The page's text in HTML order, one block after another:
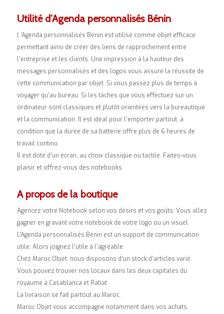
Utilité d’Agenda personnalisés Bénin
l ‘Agenda personnalisés Bénin est utilisé comme objet efficace
permettant ainsi de créer des liens de rapprochement entre
l’entreprise et les clients. Une impression à la hauteur des
messages personnalisés et des logos vous assure la réussite de
cette communication par objet. Si vous passez plus de temps à
voyager qu’au bureau. Si les tâches que vous effectuez sur un
ordinateur sont classiques et plutôt orientées vers la bureautique
et la communication. Il est idéal pour l’emporter partout, à
condition que la durée de sa batterie offre plus de 6 heures de
travail continu.
Il est doté d’un écran, au choix classique ou tactile. Faites-vous
plaisir et offrez-vous des notebooks
A propos de la boutique
Agencez votre Notebook selon vos désirs et vos goûts. Vous allez
gagner en gravant votre notebook de votre logo ou un visuel.
L’Agenda personnalisés Bénin est un support de communication
utile. Alors joignez l’utile à l’agréable
Chez Maroc Objet, nous disposons d’un stock d’articles varié.
Vous pouvez trouver nos locaux dans les deux capitales du
royaume à Casablanca et Rabat.
La livraison se fait partout au Maroc.
Maroc Objet vous accompagne notamment dans vos achats.